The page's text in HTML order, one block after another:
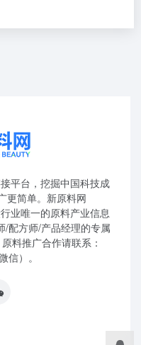
平台，挖掘中国科技成
更简单。新原料网
业唯一的原料产业信息
/配方师/产品经理的专属
料推广合作请联系：
信）。